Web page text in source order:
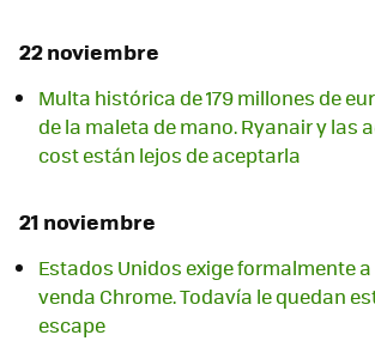
22 noviembre
Multa histórica de 179 millones de
de la maleta de mano. Ryanair y las
cost están lejos de aceptarla
21 noviembre
Estados Unidos exige formalmente
venda Chrome. Todavía le quedan
escape